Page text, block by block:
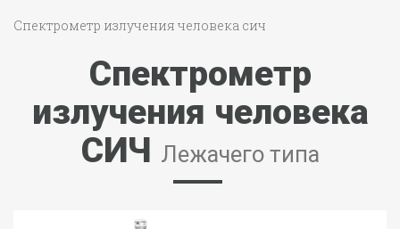
Спектрометр излучения человека сич
Спектрометр
излучения человека
СИЧ Лежачего типа